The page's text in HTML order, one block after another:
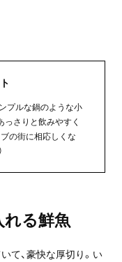
プルな鍋のような小
っさりと飲みやすく
の街に相応しくな
る鮮魚
て、豪快な厚切り。い